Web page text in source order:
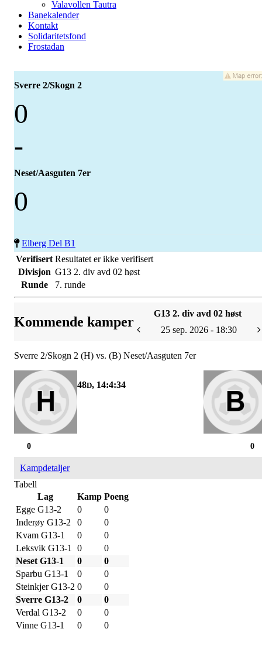
Valavollen Tautra
Banekalender
Kontakt
Solidaritetsfond
Frostadan
Sverre 2/Skogn 2
0
-
Neset/Aasguten 7er
0
Elberg Del B1
Verifisert Resultatet er ikke verifisert
Divisjon G13 2. div avd 02 høst
Runde
7. runde
Kommende kamper
G13 2. div avd 02 høst
25 sep. 2026 - 18:30
Sverre 2/Skogn 2 (H) vs. (B) Neset/Aasguten 7er
48D, 14:4:34
0
0
Kampdetaljer
Tabell
Lag
Kamp Poeng
Egge G13-2
0
0
Inderøy G13-2
0
0
Kvam G13-1
0
0
Leksvik G13-1
0
0
Neset G13-1
0
0
Sparbu G13-1
0
0
Steinkjer G13-2 0
0
Sverre G13-2
0
0
Verdal G13-2
0
0
Vinne G13-1
0 0